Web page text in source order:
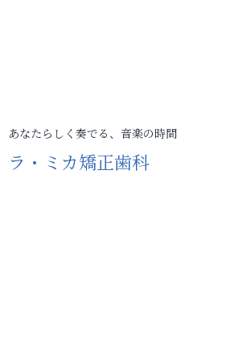
あなたらしく奏でる、音楽の時間
ラ・ミカ矯正歯科